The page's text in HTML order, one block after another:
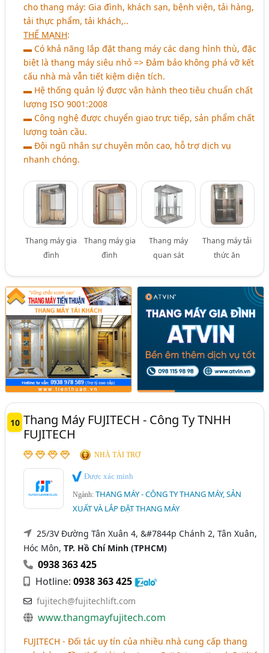
cho thang máy: Gia đình, khách sạn, bệnh viện, tải hàng,
tải thực phẩm, tải khách,..
THẾ MẠNH:
▬ Có khả năng lắp đặt thang máy các dạng hình thù, đặc
biệt là thang máy siêu nhỏ => Đảm bảo không phá vỡ kết
cấu nhà mà vẫn tiết kiệm diện tích.
▬ Hệ thống quản lý được vận hành theo tiêu chuẩn chất
lượng ISO 9001:2008
▬ Công nghệ được chuyển giao trực tiếp, sản phẩm chất
lượng toàn cầu.
▬ Đội ngũ nhân sự chuyên môn cao, hỗ trợ dịch vụ
nhanh chóng.
Thang máy gia
đình
Thang máy gia
đình
Thang máy
quan sát
Thang máy tải
thức ăn
10 Thang Máy FUJITECH - Công Ty TNHH
FUJITECH
NHÀ TÀI TRỢ
Được xác minh
Ngành:THANG MÁY - CÔNG TY THANG MÁY, SẢN
XUẤT VÀ LẮP ĐẶT THANG MÁY
25/3V Đường Tân Xuân 4, &#7844p Chánh 2, Tân Xuân,
Hóc Môn,TP. Hồ Chí Minh (TPHCM)
0938 363 425
Hotline:0938 363 425
fujitech@fujitechlift.com
www.thangmayfujitech.com
FUJITECH - Đối tác uy tín của nhiều nhà cung cấp thang